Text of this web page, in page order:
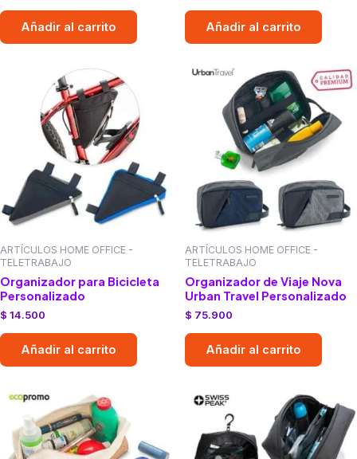
Añadir al carrito Añadir al carrito
ARTÍCULOS HOME OFFICE -
TELETRABAJO
Organizador para Bicicleta
Personalizado
$ 14.500
Añadir al carrito
ARTÍCULOS HOME OFFICE -
TELETRABAJO
Organizador de Viaje Nova
Urban Travel Personalizado
$ 75.900
Añadir al carrito